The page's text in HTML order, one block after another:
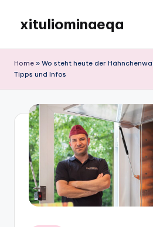
content
xituliominaeqa
Home » Wo steht heute der
Tipps und Infos